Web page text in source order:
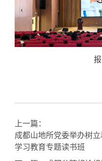
上一篇：
成都山地所党委举办树
学习教育专题读书班